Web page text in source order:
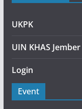
UKPK
UIN KHAS Jember
Login
Event